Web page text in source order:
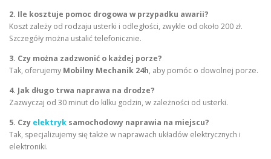
2. Ile kosztuje pomoc drogowa w przypadku awarii?
Koszt zależy od rodzaju usterki i odległości, zwykle od około 200 zł.
Szczegóły można ustalić telefonicznie.
3. Czy można zadzwonić o każdej porze?
Tak, oferujemy Mobilny Mechanik 24h, aby pomóc o dowolnej porze.
4. Jak długo trwa naprawa na drodze?
Zazwyczaj od 30 minut do kilku godzin, w zależności od usterki.
5. Czy elektryk samochodowy naprawia na miejscu?
Tak, specjalizujemy się także w naprawach układów elektrycznych i
elektroniki.